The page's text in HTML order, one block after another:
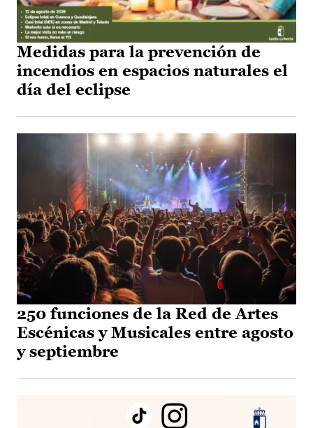
Medidas para la prevención de
incendios en espacios naturales el
día del eclipse
250 funciones de la Red de Artes
Escénicas y Musicales entre agosto
y septiembre